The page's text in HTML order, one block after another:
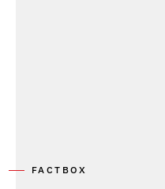
FACTBOX